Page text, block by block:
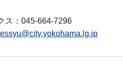
ス：045-664-7296